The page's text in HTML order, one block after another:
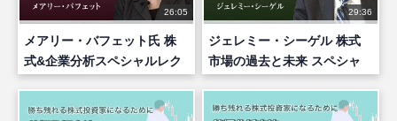
26:05
メアリー・バフェット氏 株
式&企業分析スペシャルレク
チャー part1
29:36
ジェレミー・シーゲル 株式
市場の過去と未来 スペシャ
ルレクチャー part1